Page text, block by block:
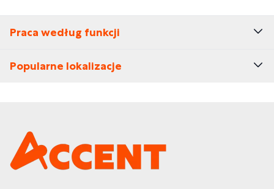
Praca według funkcji
Popularne lokalizacje